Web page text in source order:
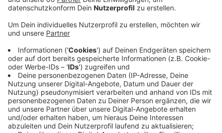
Anzeige
In Essen soll es in der Innenstadt auf einem Teilstück
bald auch eine Umweltspur wie bei uns geben. Sonst
gibt es bislang nur "abgespeckte" Varianten der
Umweltspur. Köln plant eine Sonderspur für Busse, um
eine sehr gefragte Straßenbahn-Linie zu entlasten. Ab
Mitte Dezember sollen dort auf einem vier Kilometer
langen Abschnitt auf der Aachener Straße im